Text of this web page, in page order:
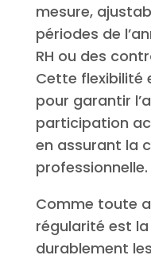
mesure,
périodes de
RH ou des
Cette flexibilité
pour garantir
participation
en assurant la
professionnelle.
Comme toute
régularité est
durablement